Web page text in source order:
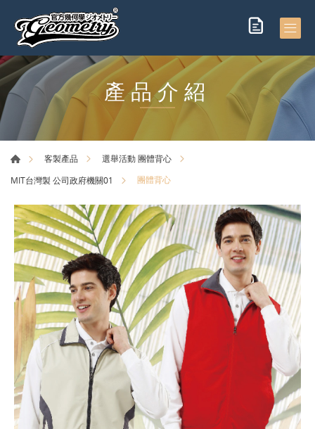
產品介紹
客製產品
選舉活動 團體背心
MIT台灣製 公司政府機關01
團體背心